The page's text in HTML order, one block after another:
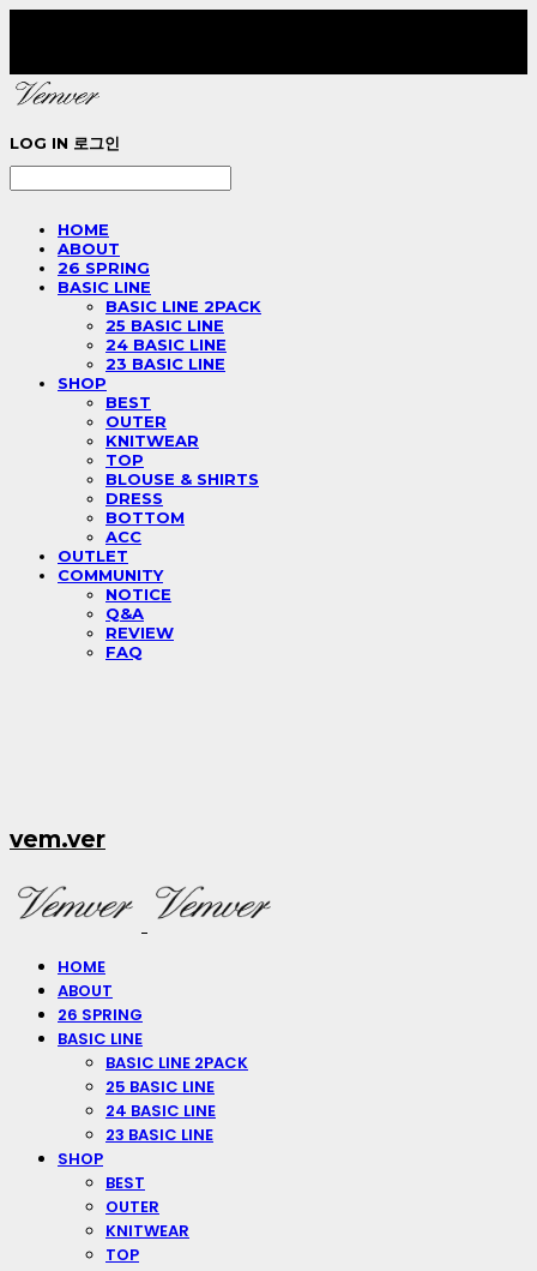
LOG IN 로그인
HOME
ABOUT
26 SPRING
BASIC LINE
BASIC LINE 2PACK
25 BASIC LINE
24 BASIC LINE
23 BASIC LINE
SHOP
BEST
OUTER
KNITWEAR
TOP
BLOUSE & SHIRTS
DRESS
BOTTOM
ACC
OUTLET
COMMUNITY
NOTICE
Q&A
REVIEW
FAQ
vem.ver
HOME
ABOUT
26 SPRING
BASIC LINE
BASIC LINE 2PACK
25 BASIC LINE
24 BASIC LINE
23 BASIC LINE
SHOP
BEST
OUTER
KNITWEAR
TOP